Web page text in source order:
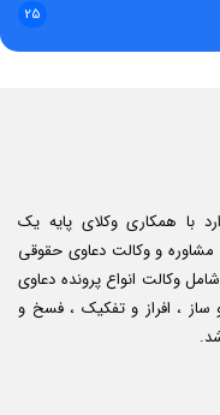
25
با همکاری وکلای پایه یک
و وکالت دعاوی حقوقی
وکالت انواع پرونده دعاوی
، افراز و تفکیک ، فسخ و